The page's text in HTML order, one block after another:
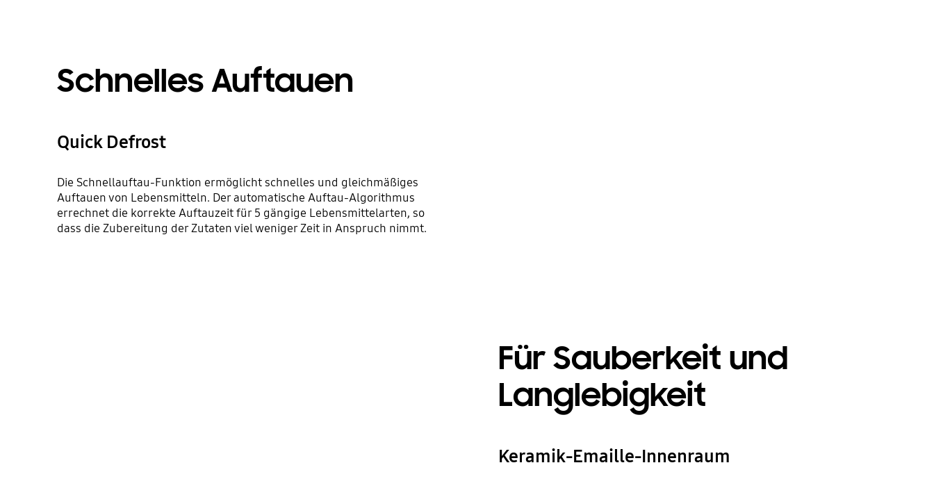
Schnelles Auftauen
Quick Defrost
Die Schnellauftau-Funktion ermöglicht schnelles und gleichmäßiges
Auftauen von Lebensmitteln. Der automatische Auftau-Algorithmus
errechnet die korrekte Auftauzeit für 5 gängige Lebensmittelarten, so
dass die Zubereitung der Zutaten viel weniger Zeit in Anspruch nimmt.
Für Sauberkeit und
Langlebigkeit
Keramik-Emaille-Innenraum